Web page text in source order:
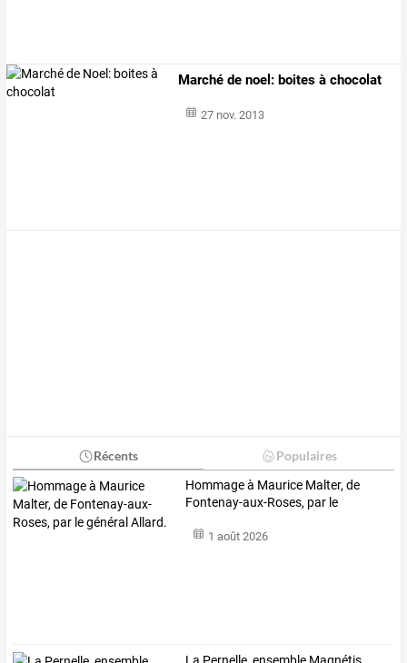
Marché de noel: boites à chocolat
27 nov. 2013
Récents Populaires
Hommageà Maurice Malter, de
Fontenay-aux-Roses, par le
1 août 2026
La Pernelle, ensemble Magnétis